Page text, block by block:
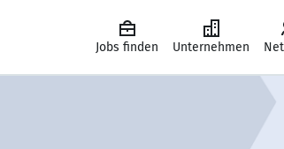
Jobs finden Unternehmen